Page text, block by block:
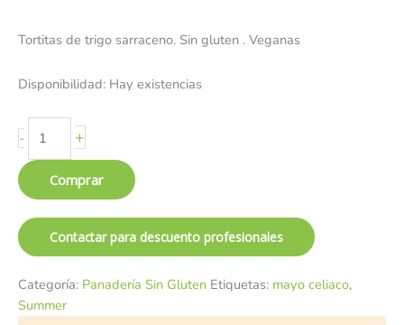
Tortitas de trigo sarraceno. Sin gluten . Veganas
Disponibilidad: Hay existencias
- +
Comprar
Contactar para descuento profesionales
Categoría: Panadería Sin Gluten Etiquetas: mayo celiaco,
Summer